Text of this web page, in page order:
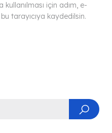
için adım, e-
tarayıcıya kaydedilsin.